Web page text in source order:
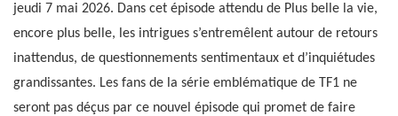
jeudi 7 mai 2026. Dans cet épisode attendu de Plus belle la vie,
encore plus belle, les intrigues s’entremêlent autour de retours
inattendus, de questionnements sentimentaux et d’inquiétudes
grandissantes. Les fans de la série emblématique de TF1 ne
seront pas déçus par ce nouvel épisode qui promet de faire